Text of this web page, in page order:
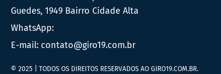
Guedes, 1949 Bairro Cidade Alta
WhatsApp:
E-mail: contato@giro19.com.br
© 2025 | TODOS OS DIREITOS RESERVADOS AO GIRO19.COM.BR.